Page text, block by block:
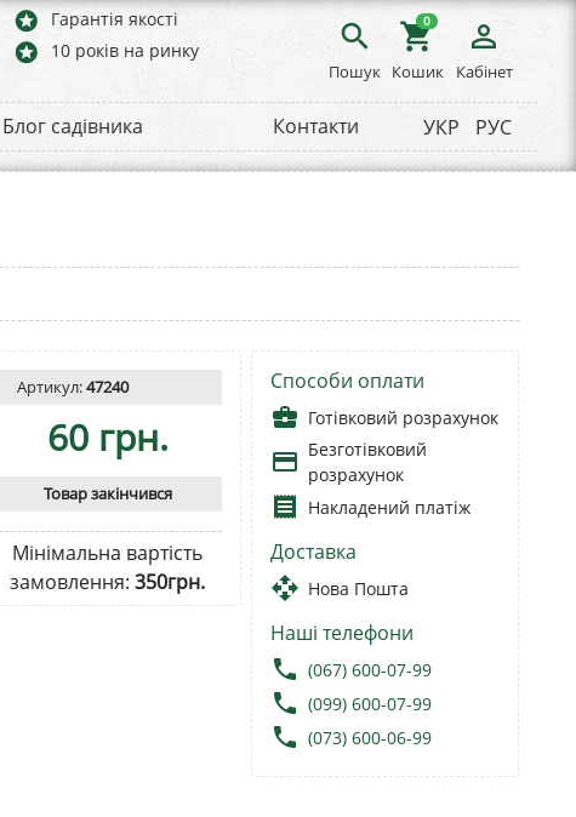
stars Гарантія якості
stars 10 років на ринку search
Пошук
shopping_cart
0
Кошик
person_outline
Кабінет
Блог садівника Контакти УКР РУС
Артикул:47240
60 грн.
Товар закінчився
Мінімальна вартість
замовлення: 350грн.
Способи оплати
business_center Готівковий розрахунок
payment Безготівковий
розрахунок
receipt Накладений платіж
Доставка
open_with Нова Пошта
Наші телефони
local_phone (067) 600-07-99
local_phone (099) 600-07-99
local_phone (073) 600-06-99